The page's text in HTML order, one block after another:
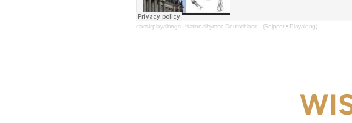
classicplayalongs· Nationalhymne Deutschland - (Snippet • Playalong)